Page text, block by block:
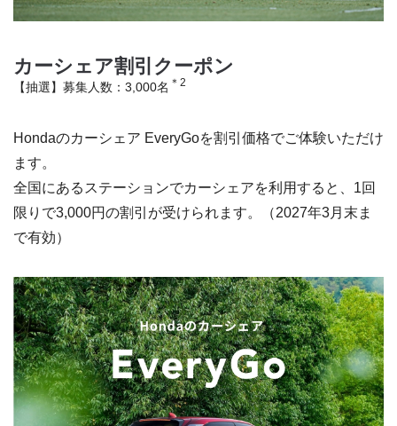
カーシェア割引クーポン
【抽選】募集人数：3,000名 ＊2
Hondaのカーシェア EveryGoを割引価格でご体験いただけ
ます。
全国にあるステーションでカーシェアを利用すると、1回
限りで3,000円の割引が受けられます。（2027年3月末ま
で有効）